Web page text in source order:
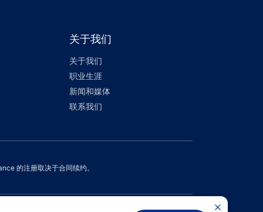
关于我们
关于我们
职业生涯
新闻和媒体
联系我们
的注册取决于合同续约。